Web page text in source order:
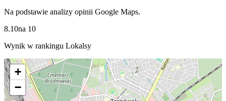
Na podstawie analizy opinii Google Maps.
8.10na 10
Wynik w rankingu Lokalsy
+
−